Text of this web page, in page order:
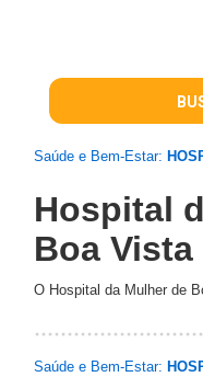
Saúde e Bem-Estar:
Hospital
Boa Vista
O Hospital da Mulher de
Saúde e Bem-Estar: